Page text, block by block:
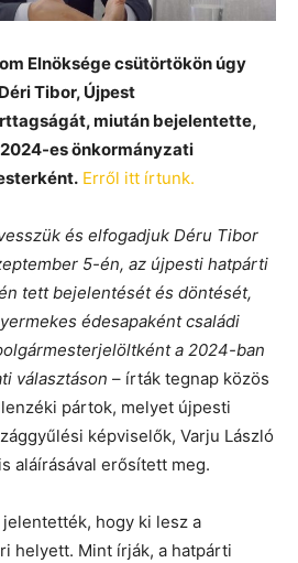
Elnöksége csütörtökön úgy
Tibor, Újpest
miután bejelentette,
es önkormányzati
Erről itt írtunk.
és elfogadjuk Déru Tibor
5-én, az újpesti hatpárti
tett bejelentését és döntését,
édesapaként családi
a 2024-ban
választáson – írták tegnap közös
pártok, melyet újpesti
képviselők, Varju László
aláírásával erősített meg.
hogy ki lesz a
helyett. Mint írják, a hatpárti